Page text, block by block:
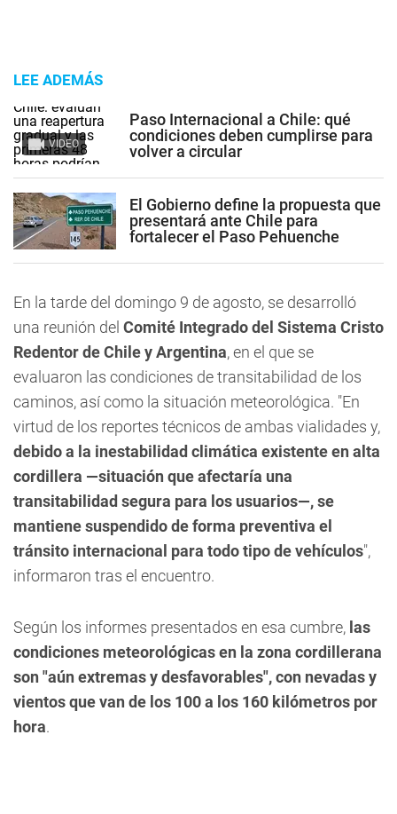
LEE ADEMÁS
VIDEO
Paso Internacional a Chile: qué
condiciones deben cumplirse para
volver a circular
El Gobierno define la propuesta que
presentará ante Chile para
fortalecer el Paso Pehuenche
En la tarde del domingo 9 de agosto, se desarrolló
una reunión del Comité Integrado del Sistema Cristo
Redentor de Chile y Argentina, en el que se
evaluaron las condiciones de transitabilidad de los
caminos, así como la situación meteorológica. "En
virtud de los reportes técnicos de ambas vialidades y,
debido a la inestabilidad climática existente en alta
cordillera —situación que afectaría una
transitabilidad segura para los usuarios—, se
mantiene suspendido de forma preventiva el
tránsito internacional para todo tipo de vehículos",
informaron tras el encuentro.
Según los informes presentados en esa cumbre, las
condiciones meteorológicas en la zona cordillerana
son "aún extremas y desfavorables", con nevadas y
vientos que van de los 100 a los 160 kilómetros por
hora.